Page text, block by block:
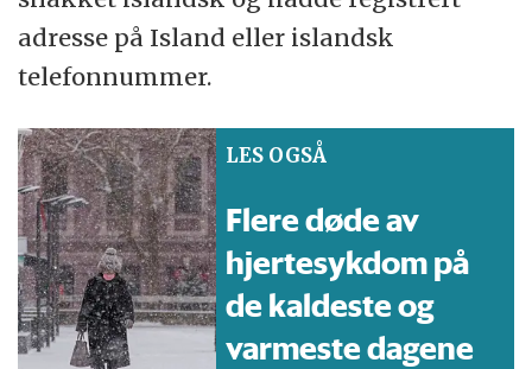
adresse på Island eller islandsk
telefonnummer.
LES OGSÅ
Flere døde av
hjertesykdom på
de kaldeste og
varmeste dagene